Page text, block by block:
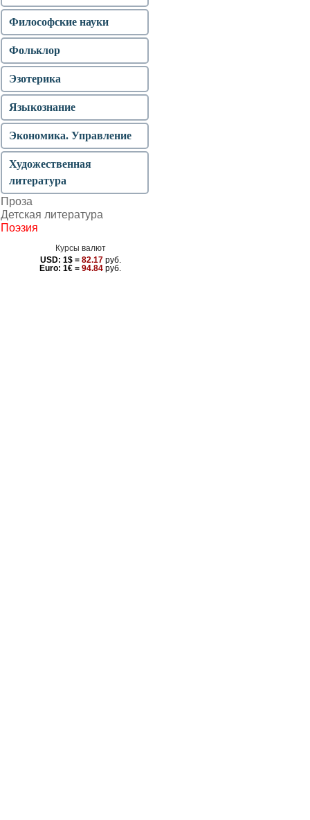
Философские науки
Фольклор
Эзотерика
Языкознание
Экономика. Управление
Художественная
литература
Проза
Детская литература
Поэзия
Курсы валют
USD: 1$ = 82.17 руб.
Euro: 1€ = 94.84 руб.